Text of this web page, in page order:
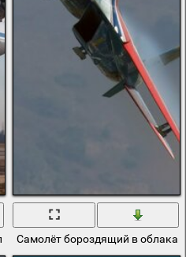
самолёта
Самолёт бороздящий в